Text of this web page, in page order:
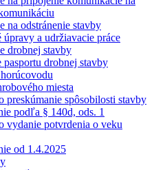
na odstránenie stavby
úpravy a udržiavacie práce
drobnej stavby
pasportu drobnej stavby
miesta
preskúmanie spôsobilosti stavby
podľa § 140d, ods. 1
vydanie potvrdenia o veku
od 1.4.2025